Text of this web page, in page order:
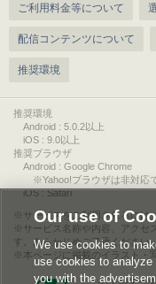
ご利用料金等について
配信コンテンツについて
推奨環境
推奨環境
Android : 5.0.2以上
iOS : 9.0以上
推奨ブラウザ
Android : Google Chrome
※Yahoo!ブラウザは非対応で
iOS : Safari
サービスをご利用されるには
サービス名称や内容、アクセ
す。あらかじめご了承ください
本ページに掲載のイラスト・
このエルマー
Our use of
We use cookies to
use cookies to
you with the